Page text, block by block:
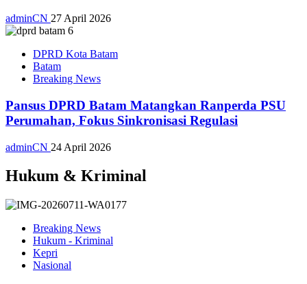
adminCN 27 April 2026
DPRD Kota Batam
Batam
Breaking News
Pansus DPRD Batam Matangkan Ranperda PSU
Perumahan, Fokus Sinkronisasi Regulasi
adminCN 24 April 2026
Hukum & Kriminal
Breaking News
Hukum - Kriminal
Kepri
Nasional